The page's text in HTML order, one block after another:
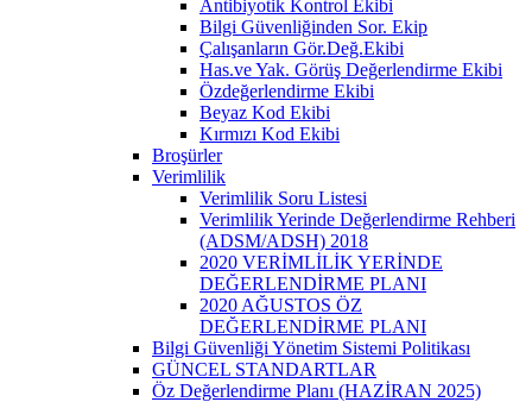
Antibiyotik Kontrol Ekibi
Bilgi Güvenliğinden Sor. Ekip
Çalışanların Gör.Değ.Ekibi
Has.ve Yak. Görüş Değerlendirme Ekibi
Özdeğerlendirme Ekibi
Beyaz Kod Ekibi
Kırmızı Kod Ekibi
Broşürler
Verimlilik
Verimlilik Soru Listesi
Verimlilik Yerinde Değerlendirme Rehberi
(ADSM/ADSH) 2018
2020 VERİMLİLİK YERİNDE
DEĞERLENDİRME PLANI
2020 AĞUSTOS ÖZ
DEĞERLENDİRME PLANI
Bilgi Güvenliği Yönetim Sistemi Politikası
GÜNCEL STANDARTLAR
Öz Değerlendirme Planı (HAZİRAN 2025)